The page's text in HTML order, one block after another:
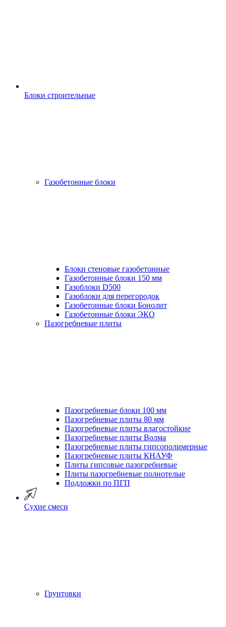
Блоки строительные
Газобетонные блоки
Блоки стеновые газобетонные
Газобетонные блоки 150 мм
Газоблоки D500
Газоблоки для перегородок
Газобетонные блоки Бонолит
Газобетонные блоки ЭКО
Пазогребневые плиты
Пазогребневые блоки 100 мм
Пазогребневые плиты 80 мм
Пазогребневые плиты влагостойкие
Пазогребневые плиты Волма
Пазогребневые плиты гипсополимерные
Пазогребневые плиты КНАУФ
Плиты гипсовые пазогребневые
Плиты пазогребневые полнотелые
Подложки по ПГП
Сухие смеси
Грунтовки